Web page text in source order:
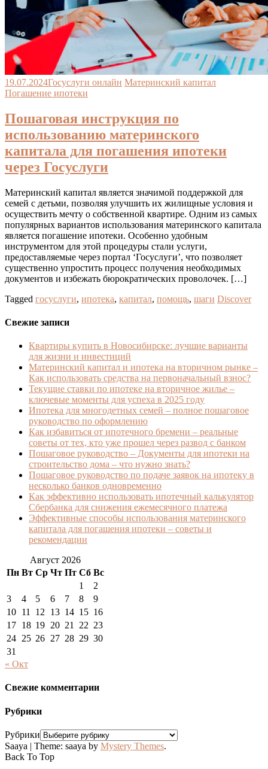
19.07.2024Госуслуги онлайн Материнский капитал
Погашение ипотеки
Пошаговая инструкция по
использованию материнского
капитала для погашения ипотеки
через Госуслуги
Материнский капитал является значимой поддержкой для
семей с детьми, позволяя улучшить их жилищные условия и
осуществить мечту о собственной квартире. Одним из самых
популярных вариантов использования материнского капитала
является погашение ипотеки. Особенно удобным
инструментом для этой процедуры стали услуги,
предоставляемые через портал ‘Госуслуги’, что позволяет
существенно упростить процесс получения необходимых
документов и избежать бюрократических проволочек. […]
Tagged госуслуги, ипотека, капитал, помощь, шаги Discover
Свежие записи
Квартиры купить в Новосибирске: лучшие варианты
для жизни и инвестиций
Материнский капитал и ипотека на вторичном рынке –
Как использовать средства на первоначальный взнос?
Текущие ставки по ипотеке на вторичное жилье –
ключевые моменты для успеха в 2025 году
Ипотека для многодетных семей – полное пошаговое
руководство по оформлению
Как избавиться от ипотечного бремени – реальные
советы от тех, кто уже прошел через развод с банком
Пошаговое руководство – Документы для ипотеки на
строительство дома – что нужно знать?
Пошаговое руководство по подаче заявок на ипотеку в
несколько банков одновременно
Как эффективно использовать ипотечный калькулятор
Сбербанка для снижения ежемесячного платежа
Эффективные способы использования материнского
капитала для погашения ипотеки – советы и
рекомендации
Август 2026
Пн Вт Ср Чт Пт Сб Вс
1
2
3
4 5 6 7 8
9
10 11 12 13 14 15 16
17 18 19 20 21 22 23
24 25 26 27 28 29 30
31
« Окт
Свежие комментарии
Рубрики
Рубрики
Saaya | Theme: saaya by Mystery Themes.
Back To Top